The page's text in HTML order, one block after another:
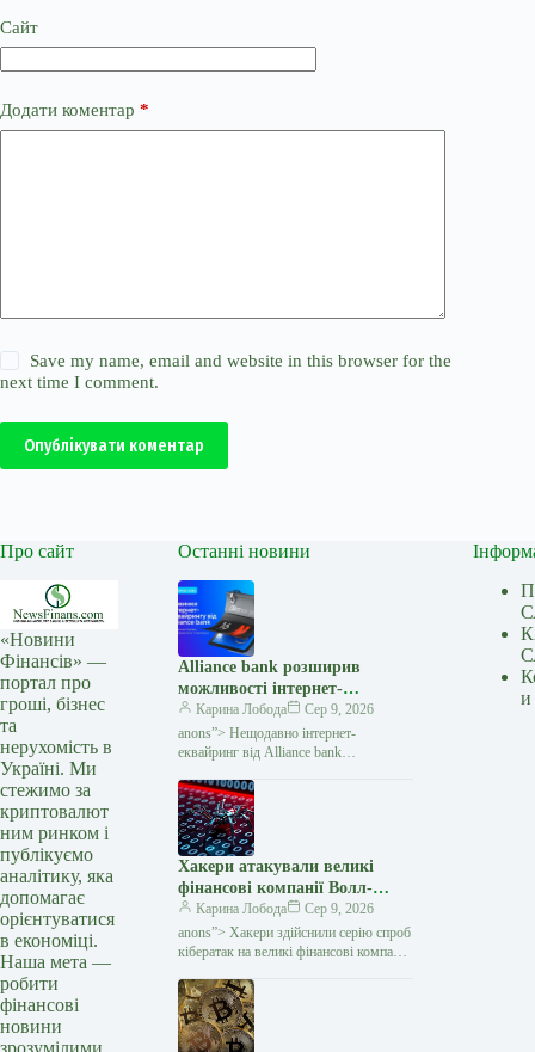
Сайт
Додати коментар *
Save my name, email and website in this browser for the
next time I comment.
Опублікувати коментар
Про сайт
«Новини
Фінансів» —
портал про
гроші, бізнес
та
нерухомість в
Україні. Ми
стежимо за
криптовалют
ним ринком і
публікуємо
аналітику, яка
допомагає
орієнтуватися
в економіці.
Наша мета —
робити
фінансові
новини
зрозумілими
Останні новини
Alliance bank розширив
можливості інтернет-
еквайрингу: три нові функції
— Мінфін
Карина Лобода
Сер 9, 2026
anons”> Нещодавно інтернет-
еквайринг від Alliance bank
функціями, які спрощують приймання
платежів для бізнесу та роблять процес
оплати
Хакери атакували великі
фінансові компанії Волл-
стріт: під удар потрапили
хедж-фонди — Мінфін
Карина Лобода
Сер 9, 2026
anons”> Хакери здійснили серію спроб
кібератак на великі фінансові компанії
хедж-фондами та приватними
інвестиційними фірмами.
и